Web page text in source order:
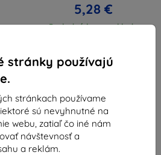
stránky používajú
stránkach používame
sú nevyhnutné na
webu, zatiaľ čo iné nám
návštevnosť a
a reklám.
5,28 €
Posledný kus na sklade